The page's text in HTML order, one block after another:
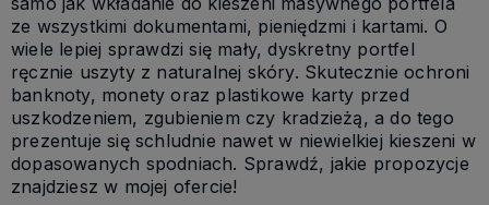
ze wszystkimi dokumentami, pieniędzmi i kartami. O
wiele lepiej sprawdzi się mały, dyskretny portfel
ręcznie uszyty z naturalnej skóry. Skutecznie ochroni
banknoty, monety oraz plastikowe karty przed
uszkodzeniem, zgubieniem czy kradzieżą, a do tego
prezentuje się schludnie nawet w niewielkiej kieszeni w
dopasowanych spodniach. Sprawdź, jakie propozycje
znajdziesz w mojej ofercie!